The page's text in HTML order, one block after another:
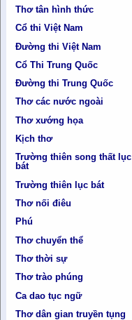
Thơ tân hình thức
Cổ thi Việt Nam
Đường thi Việt Nam
Cổ Thi Trung Quốc
Đường thi Trung Quốc
Thơ các nước ngoài
Thơ xướng họa
Kịch thơ
Trường thiên song thất lục
bát
Trường thiên lục bát
Thơ nối điêu
Phú
Thơ chuyển thể
Thơ thời sự
Thơ trào phúng
Ca dao tục ngữ
Thơ dân gian truyền tụng